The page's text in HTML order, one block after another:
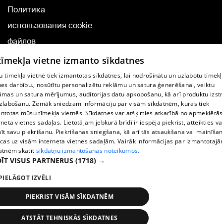
Политика
использования cookie
файлов
Добавление
комментариев
TВ-программа
Условия договора
360 Ziņu kontakti
Helio Media
Служба помощи портала: э-почта -
All rights reserved.
vietne izmanto sīkdatnes
tīmekļa vietnē tiek izmantotas sīkdatnes, lai nodrošinātu un uzlabotu
darbību., nosūtītu personalizētu reklāmu un satura ģenerēšanai, veiktu
un satura mērījumus, auditorijas datu apkopošanu, kā arī produktu
Zemāk sniedzam informāciju par visām sīkdatnēm, kuras tiek
mūsu tīmekļa vietnēs. Sīkdatnes var atšķirties atkarībā no
vietnes sadaļas. Lietotājam jebkurā brīdī ir iespēja piekrist, atteikties
savu piekrišanu. Piekrišanas sniegšana, kā arī tās atsaukšana vai
uz visām interneta vietnes sadaļām. Vairāk informācijas par
skatīt sīkdatņu izmantošanas noteikumos.
VISUS PARTNERUS (1718) →
IZVĒLI
PIEKRIST VISĀM SĪKDATNĒM
ATSTĀT TEHNISKĀS SĪKDATNES